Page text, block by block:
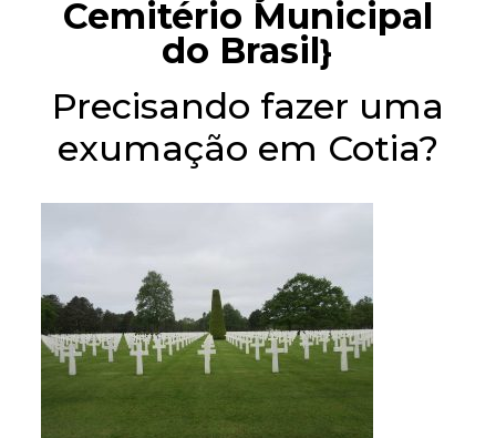
Cemitério Municipal
do Brasil}
Precisando fazer uma
exumação em Cotia?